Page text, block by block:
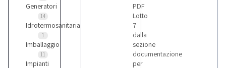
Generatori
14
Idrotermosanitaria
1
Imballaggio
11
Impianti
PDF
Lotto
7
dalla
sezione
documentazione
per